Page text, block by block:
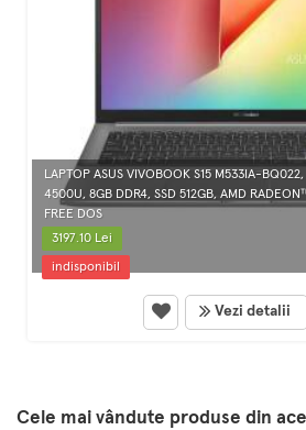
LAPTOP ASUS VIVOBOOK S15 M533IA-
4500U, 8GB DDR4, SSD 512GB, AMD
FREE DOS
3197.10 Lei
indisponibil
Vezi detalii
Cele mai vândute produse din